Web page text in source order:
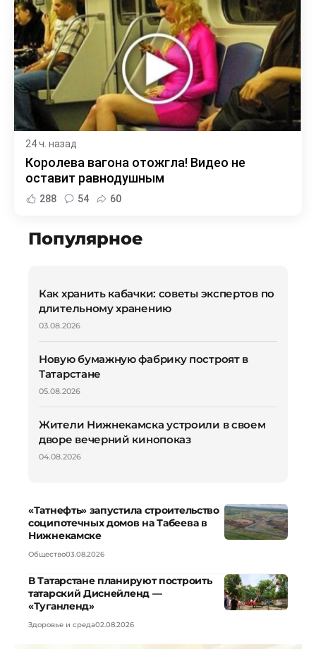
24 ч. назад
Королева вагона отожгла! Видео не
оставит равнодушным
288 54 60
Популярное
Как хранить кабачки: советы экспертов по
длительному хранению
03.08.2026
Новую бумажную фабрику построят в
Татарстане
05.08.2026
Жители Нижнекамска устроили в своем
дворе вечерний кинопоказ
04.08.2026
«Татнефть» запустила строительство
соципотечных домов на Табеева в
Нижнекамске
Общество03.08.2026
В Татарстане планируют построить
татарский Диснейленд —
«Туганленд»
Здоровье и среда02.08.2026